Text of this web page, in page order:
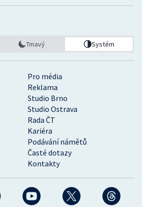
Pro média
Reklama
Studio Brno
Studio Ostrava
Rada ČT
Kariéra
Podávání námětů
Časté dotazy
Kontakty
Tmavý Systém